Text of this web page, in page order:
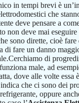
in tempi brevi è
che
deve pensare a
non deve mai eseguire
sono dirette, cioè
di fare un danno
di
male, ad
dove alle volte essa
che ci sono dei
oppure